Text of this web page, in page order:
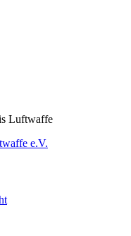
Luftwaffe